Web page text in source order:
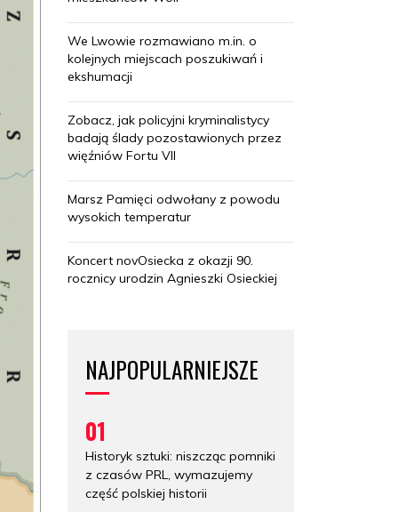
We Lwowie rozmawiano m.in. o
kolejnych miejscach poszukiwań i
ekshumacji
Zobacz, jak policyjni kryminalistycy
badają ślady pozostawionych przez
więźniów Fortu VII
Marsz Pamięci odwołany z powodu
wysokich temperatur
Koncert novOsiecka z okazji 90.
rocznicy urodzin Agnieszki Osieckiej
NAJPOPULARNIEJSZE
01
Historyk sztuki: niszcząc pomniki
z czasów PRL, wymazujemy
część polskiej historii